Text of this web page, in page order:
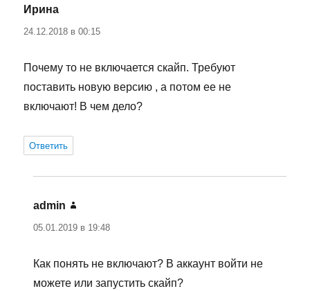
Ирина
24.12.2018 в 00:15
Почему то не включается скайп. Требуют
поставить новую версию , а потом ее не
включают! В чем дело?
Ответить
admin
05.01.2019 в 19:48
Как понять не включают? В аккаунт войти не
можете или запустить скайп?